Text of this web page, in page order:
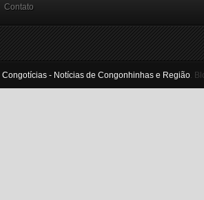
Contato
Congotícias - Notícias de Congonhinhas e Região.